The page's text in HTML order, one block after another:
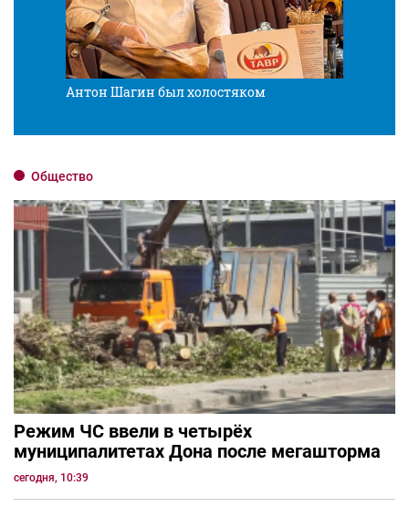
Антон Шагин был холостяком
Общество
Режим ЧС ввели в четырёх
муниципалитетах Дона после мегашторма
сегодня, 10:39